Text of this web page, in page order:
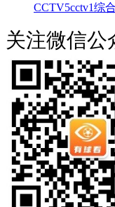
CCTV5cctv1综合
关注微信公